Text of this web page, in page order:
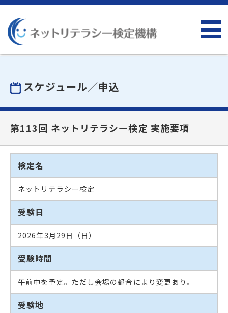
スケジュール／申込
第113回 ネットリテラシー検定 実施要項
検定名
ネットリテラシー検定
受験日
2026年3月29日（日）
受験時間
午前中を予定。ただし会場の都合により変更あり。
受験地